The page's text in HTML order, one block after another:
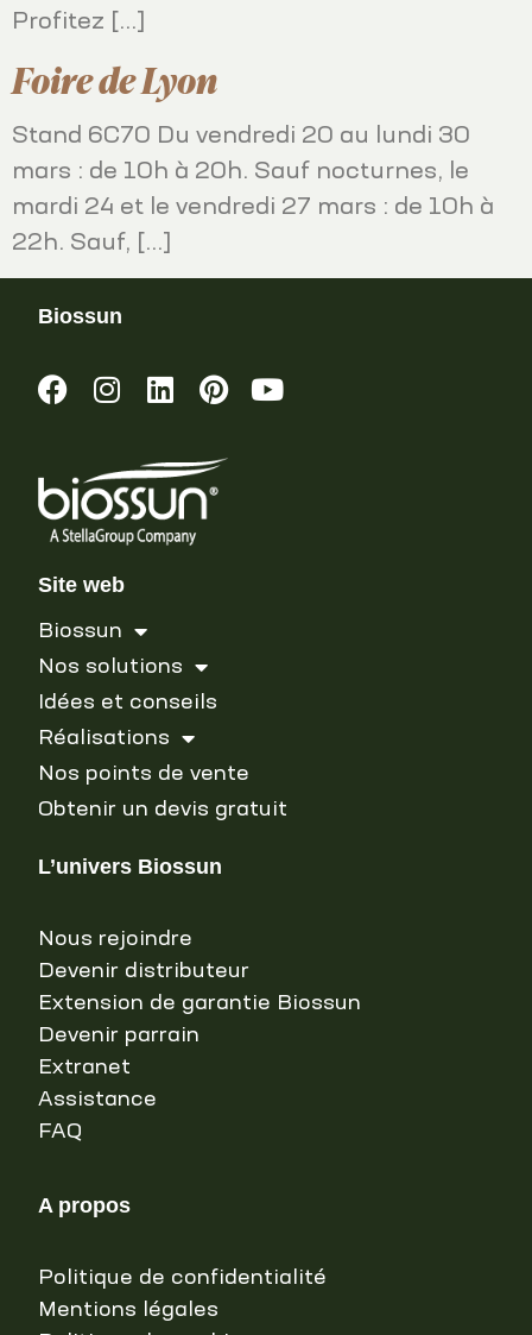
Profitez […]
Foire de Lyon
Stand 6C70 Du vendredi 20 au lundi 30
mars : de 10h à 20h. Sauf nocturnes, le
mardi 24 et le vendredi 27 mars : de 10h à
22h. Sauf, […]
Biossun
Site web
Biossun
Nos solutions
Idées et conseils
Réalisations
Nos points de vente
Obtenir un devis gratuit
L’univers Biossun
Nous rejoindre
Devenir distributeur
Extension de garantie Biossun
Devenir parrain
Extranet
Assistance
FAQ
A propos
Politique de confidentialité
Mentions légales